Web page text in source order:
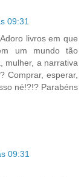
09:31
livros em que
um mundo tão
mulher, a narrativa
Comprar, esperar,
né!?!? Parabéns
09:31